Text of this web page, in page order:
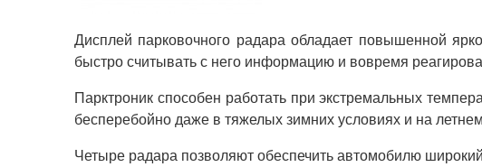
Дисплей парковочного радара обладает повышенной
быстро считывать с него информацию и вовремя
Парктроник способен работать при экстремальных
бесперебойно даже в тяжелых зимних условиях и на
Четыре радара позволяют обеспечить автомобилю